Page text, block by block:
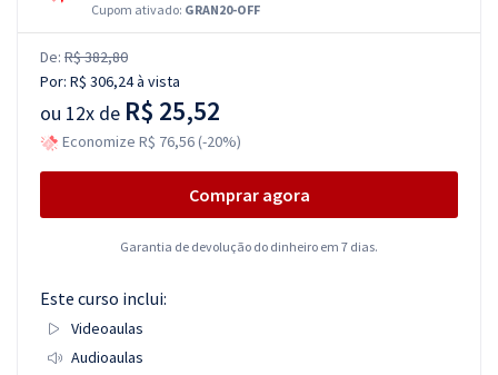
Cupom ativado: GRAN20-OFF
De: R$ 382,80
Por: R$ 306,24à vista
ou 12x de R$ 25,52
Economize R$ 76,56 (-20%)
Comprar agora
Garantia de devolução do dinheiro em 7 dias.
Este curso inclui:
Videoaulas
Audioaulas